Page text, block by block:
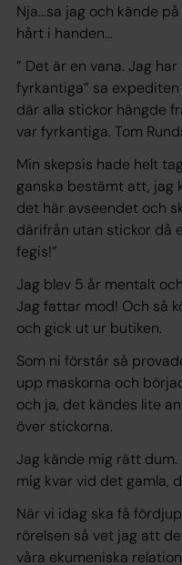
Nja…sa jag och kände
hårt i handen…
” Det är en vana. Jag
fyrkantiga” sa
där alla stickor hängde
var fyrkantiga. Tom
Min skepsis hade helt
ganska bestämt att, jag
det här avseendet och
därifrån utan stickor då
fegis!”
Jag blev 5 år mentalt
Jag fattar mod! Och så
och gick ut ur butiken.
Som ni förstår så
upp maskorna och
och ja, det kändes lite
över stickorna.
Jag kände mig rätt
mig kvar vid det gamla,
När vi idag ska få
rörelsen så vet jag att
våra ekumeniska